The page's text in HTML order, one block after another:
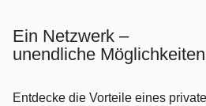
Ein Netzwerk –
unendliche
Entdecke die Vorteile eines